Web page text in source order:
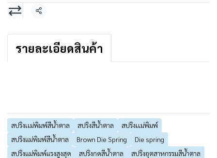
แชร์
รายละเอียดสินค้า
สปริงเเม่พิมพ์สีน้ำตาล สปริงสีน้ำตาล
สปริงเเม่พิมพ์
สปริงแม่พิมพ์สีน้ำตาล
Brown Die Spring
Die spring
สปริงแม่พิมพ์แรงสูงสุด
สปริงกดสีน้ำตาล
สปริงอุตสาหกรรมสีน้ำตาล